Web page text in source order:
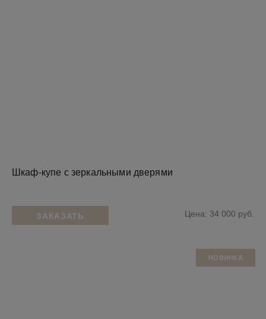
Шкаф-купе с зеркальными дверями
ЗАКАЗАТЬ Цена: 34 000 руб.
НОВИНКА